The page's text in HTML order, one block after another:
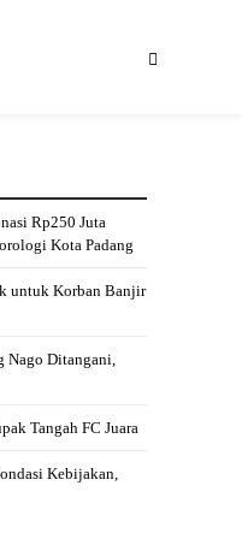
Rp250 Juta
Kota Padang
untuk Korban Banjir
Nago Ditangani,
Tangah FC Juara
Kebijakan,